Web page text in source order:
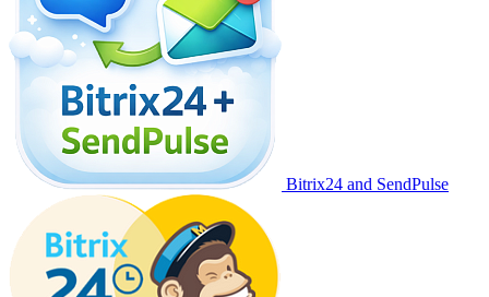
Bitrix24 and SendPulse